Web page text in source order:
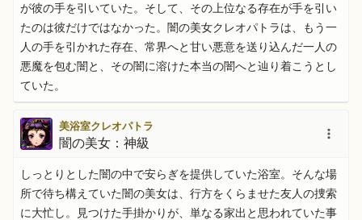
が彼の手を引いていた。そして、その上位なる存在が手を引い
たのは彼だけではなかった。闇の美女クレオパトラは、もう一
人の手を引かれた存在、常界へと甘い悪意を送り込んだ一人の
悪魔を包む闇と、その闇に溶けた本当の闇へと辿り着こうとし
ていた。
美浴室クレオパトラ
闇の美女：神級
しっとりとした闇の中で安らぎを提供していた浴室。そんな場
所で待ち構えていた闇の美女は、行方をくらませた友人の捜索
に大忙し。見つけた手掛かりが、単なる家出と思われていた事